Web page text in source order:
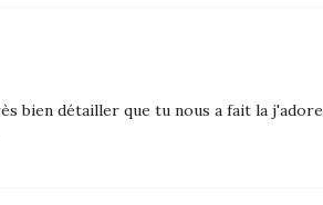
bien détailler que tu nous a fait la j'adore